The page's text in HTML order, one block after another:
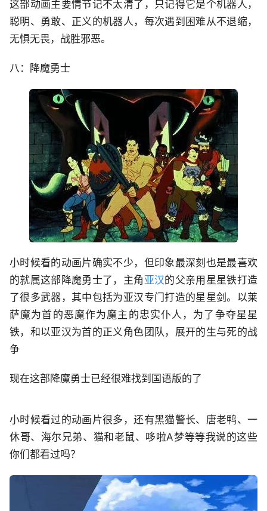
这部动画主要情节记不太清了，只记得它是个机器人，
聪明、勇敢、正义的机器人，每次遇到困难从不退缩，
无惧无畏，战胜邪恶。
八：降魔勇士
小时候看的动画片确实不少，但印象最深刻也是最喜欢
的就属这部降魔勇士了，主角 亚汉的父亲用星星铁打造
了很多武器，其中包括为亚汉专门打造的星星剑。以莱
萨魔为首的恶魔作为魔主的忠实仆人，为了争夺星星
铁，和以亚汉为首的正义角色团队，展开的生与死的战
争
现在这部降魔勇士已经很难找到国语版的了
小时候看过的动画片很多，还有黑猫警长、唐老鸭、一
休哥、海尔兄弟、猫和老鼠、哆啦A梦等等我说的这些
你们都看过吗？